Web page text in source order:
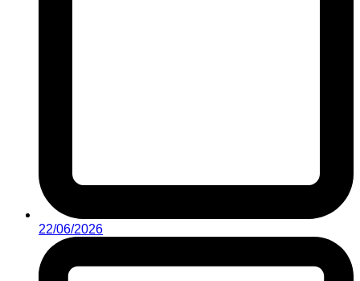
22/06/2026